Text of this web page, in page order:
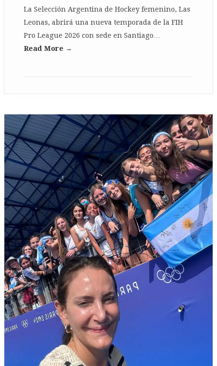
La Selección Argentina de Hockey femenino, Las
Leonas, abrirá una nueva temporada de la FIH
Pro League 2026 con sede en Santiago…
Read More →